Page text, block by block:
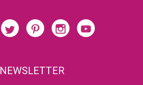
NEWSLETTER